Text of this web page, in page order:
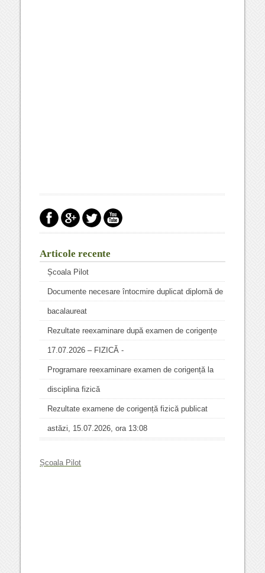
Articole recente
Școala Pilot
Documente necesare întocmire duplicat diplomă de
bacalaureat
Rezultate reexaminare după examen de corigențe
17.07.2026 – FIZICĂ -
Programare reexaminare examen de corigență la
disciplina fizică
Rezultate examene de corigență fizică publicat
astăzi, 15.07.2026, ora 13:08
Școala Pilot